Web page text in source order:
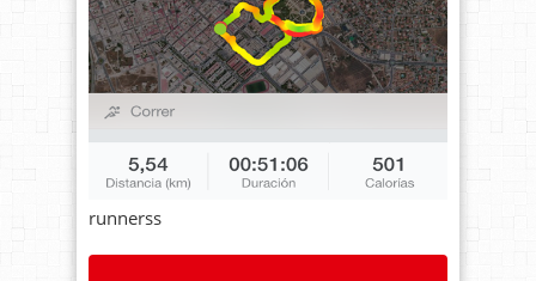
runnerss